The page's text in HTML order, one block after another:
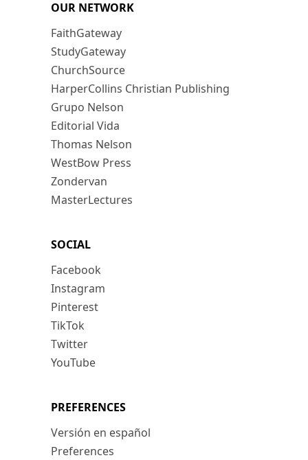
OUR NETWORK
FaithGateway
StudyGateway
ChurchSource
HarperCollins Christian Publishing
Grupo Nelson
Editorial Vida
Thomas Nelson
WestBow Press
Zondervan
MasterLectures
SOCIAL
Facebook
Instagram
Pinterest
TikTok
Twitter
YouTube
PREFERENCES
Versión en español
Preferences